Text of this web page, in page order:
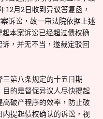
12月2日收到异议答复函，
诉讼，故一审法院依据上述
本案诉讼已经超过债权确
，并无不当，遂裁定驳回
第八条规定的十五日期
的是督促异议人尽快提起
破产程序的效率，防止破
提起债权确认的诉讼，视